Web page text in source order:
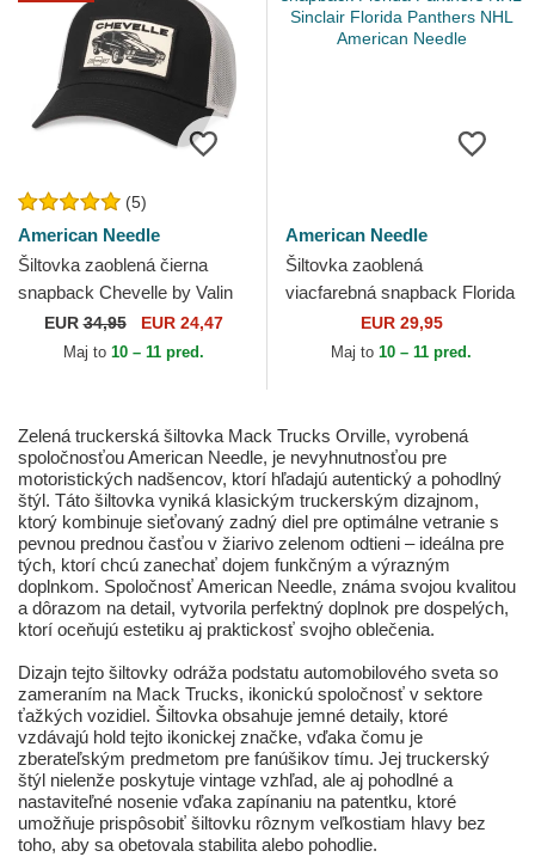
(5)
American Needle
Šiltovka zaoblená čierna
snapback Chevelle by Valin
American Needle
EUR34,95 EUR 24,47
Maj to 10 – 11 pred.
American Needle
Šiltovka zaoblená
viacfarebná snapback Florida
Panthers NHL Sinclair Florida
Panthers NHL...
EUR 29,95
Maj to 10 – 11 pred.
Zelená truckerská šiltovka Mack Trucks Orville, vyrobená
spoločnosťou American Needle, je nevyhnutnosťou pre
motoristických nadšencov, ktorí hľadajú autentický a pohodlný
štýl. Táto šiltovka vyniká klasickým truckerským dizajnom,
ktorý kombinuje sieťovaný zadný diel pre optimálne vetranie s
pevnou prednou časťou v žiarivo zelenom odtieni – ideálna pre
tých, ktorí chcú zanechať dojem funkčným a výrazným
doplnkom. Spoločnosť American Needle, známa svojou kvalitou
a dôrazom na detail, vytvorila perfektný doplnok pre dospelých,
ktorí oceňujú estetiku aj praktickosť svojho oblečenia.
Dizajn tejto šiltovky odráža podstatu automobilového sveta so
zameraním na Mack Trucks, ikonickú spoločnosť v sektore
ťažkých vozidiel. Šiltovka obsahuje jemné detaily, ktoré
vzdávajú hold tejto ikonickej značke, vďaka čomu je
zberateľským predmetom pre fanúšikov tímu. Jej truckerský
štýl nielenže poskytuje vintage vzhľad, ale aj pohodlné a
nastaviteľné nosenie vďaka zapínaniu na patentku, ktoré
umožňuje prispôsobiť šiltovku rôznym veľkostiam hlavy bez
toho, aby sa obetovala stabilita alebo pohodlie.